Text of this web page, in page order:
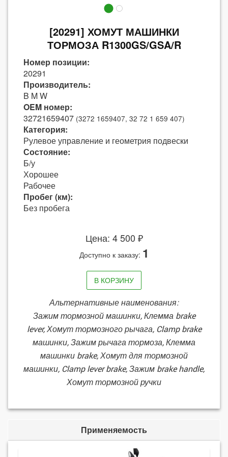
[20291] ХОМУТ МАШИНКИ
ТОРМОЗА R1300GS/GSA/R
Номер позиции:
20291
Производитель:
B M W
OEM номер:
32721659407 (3272 1659407, 32 72 1 659 407)
Категория:
Рулевое управление и геометрия подвески
Состояние:
Б/у
Хорошее
Рабочее
Пробег (км):
Без пробега
Цена: 4 500 ₽
Доступно к заказу: 1
В КОРЗИНУ
Альтернативные наименования:
Зажим тормозной машинки, Клемма brake
lever, Хомут тормозного рычага, Clamp brake
машинки, Зажим рычага тормоза, Клемма
машинки brake, Хомут для тормозной
машинки, Clamp lever brake, Зажим brake handle,
Хомут тормозной ручки
Применяемость